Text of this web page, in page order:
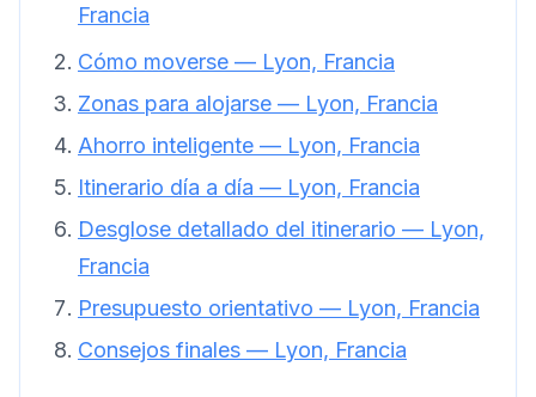
Francia
Cómo moverse — Lyon, Francia
Zonas para alojarse — Lyon, Francia
Ahorro inteligente — Lyon, Francia
Itinerario día a día — Lyon, Francia
Desglose detallado del itinerario — Lyon,
Francia
Presupuesto orientativo — Lyon, Francia
Consejos finales — Lyon, Francia